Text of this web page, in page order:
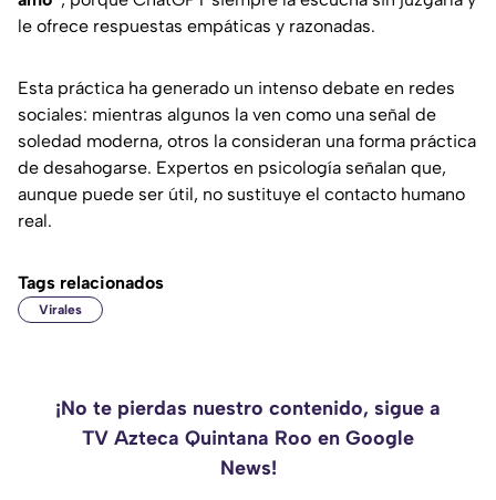
le ofrece respuestas empáticas y razonadas.
Esta práctica ha generado un intenso debate en redes
sociales: mientras algunos la ven como una señal de
soledad moderna, otros la consideran una forma práctica
de desahogarse. Expertos en psicología señalan que,
aunque puede ser útil, no sustituye el contacto humano
real.
Tags relacionados
Virales
¡No te pierdas nuestro contenido, sigue a
TV Azteca Quintana Roo en Google
News!